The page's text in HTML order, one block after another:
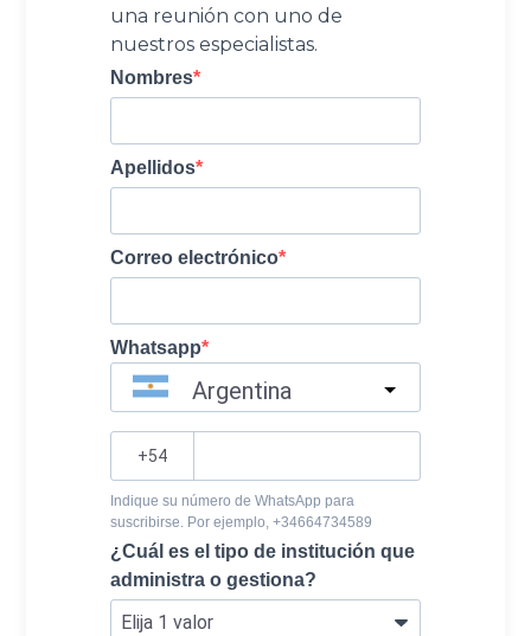
una reunión con uno de
nuestros especialistas.
Nombres
Apellidos
Correo electrónico
Whatsapp
Argentina
Indique su número de WhatsApp para
suscribirse. Por ejemplo, +34664734589
¿Cuál es el tipo de institución que
administra o gestiona?